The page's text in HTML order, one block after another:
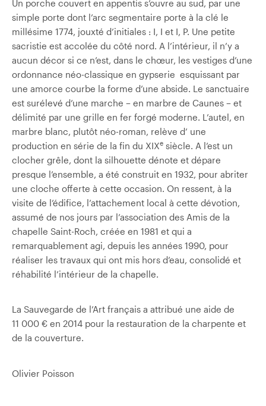
Un porche couvert en appentis s’ouvre au sud, par une
simple porte dont l’arc segmentaire porte à la clé le
millésime 1774, jouxté d’initiales : I, I et I, P. Une petite
sacristie est accolée du côté nord. A l’intérieur, il n’y a
aucun décor si ce n’est, dans le chœur, les vestiges d’une
ordonnance néo-classique en gypserie esquissant par
une amorce courbe la forme d’une abside. Le sanctuaire
est surélevé d’une marche – en marbre de Caunes – et
délimité par une grille en fer forgé moderne. L’autel, en
marbre blanc, plutôt néo-roman, relève d’ une
production en série de la fin du XIXe siècle. A l’est un
clocher grêle, dont la silhouette dénote et dépare
presque l’ensemble, a été construit en 1932, pour abriter
une cloche offerte à cette occasion. On ressent, à la
visite de l’édifice, l’attachement local à cette dévotion,
assumé de nos jours par l’association des Amis de la
chapelle Saint-Roch, créée en 1981 et qui a
remarquablement agi, depuis les années 1990, pour
réaliser les travaux qui ont mis hors d’eau, consolidé et
réhabilité l’intérieur de la chapelle.
La Sauvegarde de l’Art français a attribué une aide de
11 000 € en 2014 pour la restauration de la charpente et
de la couverture.
Olivier Poisson